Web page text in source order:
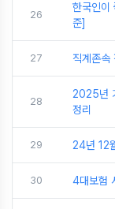
26
한국인
준]
27 직계존속
28
2025년
정리
29 24년 12
30 4대보험